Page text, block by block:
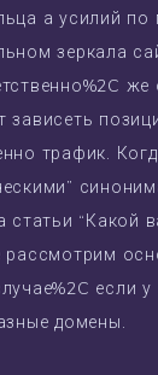
а усилий
зеркала
же
зависеть
трафик.
статьи “Какой
рассмотрим
если
домены.